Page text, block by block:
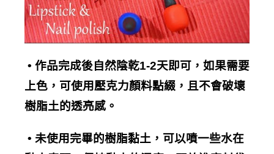
• 作品完成後自然陰乾1-2天即可，如果需要
上色 ，可使用壓克力顏料點綴，且不會破壞
樹脂土的透亮感。
• 未使用完畢的樹脂黏土，可以噴一些水在